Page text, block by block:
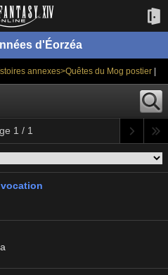
d'Éorzéa
annexes>Quêtes du Mog postier|
1 / 1